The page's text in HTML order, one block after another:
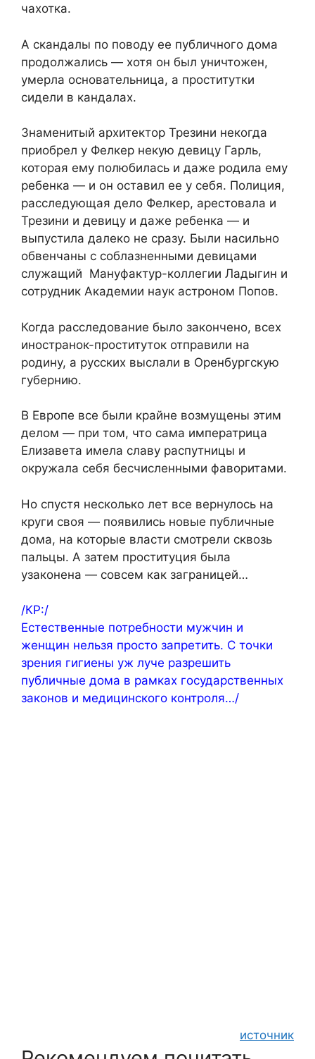
чахотка.
А скандалы по поводу ее публичного дома
продолжались — хотя он был уничтожен,
умерла основательница, а проститутки
сидели в кандалах.
Знаменитый архитектор Трезини некогда
приобрел у Фелкер некую девицу Гарль,
которая ему полюбилась и даже родила ему
ребенка — и он оставил ее у себя. Полиция,
расследующая дело Фелкер, арестовала и
Трезини и девицу и даже ребенка — и
выпустила далеко не сразу. Были насильно
обвенчаны с соблазненными девицами
служащий Мануфактур-коллегии Ладыгин и
сотрудник Академии наук астроном Попов.
Когда расследование было закончено, всех
иностранок-проституток отправили на
родину, а русских выслали в Оренбургскую
губернию.
В Европе все были крайне возмущены этим
делом — при том, что сама императрица
Елизавета имела славу распутницы и
окружала себя бесчисленными фаворитами.
Но спустя несколько лет все вернулось на
круги своя — появились новые публичные
дома, на которые власти смотрели сквозь
пальцы. А затем проституция была
узаконена — совсем как заграницей…
/КР:/
Естественные потребности мужчин и
женщин нельзя просто запретить. С точки
зрения гигиены уж луче разрешить
публичные дома в рамках государственных
законов и медицинского контроля…/
источник